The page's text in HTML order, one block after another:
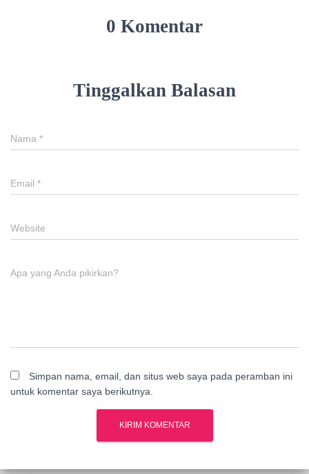
0 Komentar
Tinggalkan Balasan
Nama *
Email *
Website
Apa yang Anda pikirkan?
Simpan nama, email, dan situs web saya pada peramban ini
untuk komentar saya berikutnya.